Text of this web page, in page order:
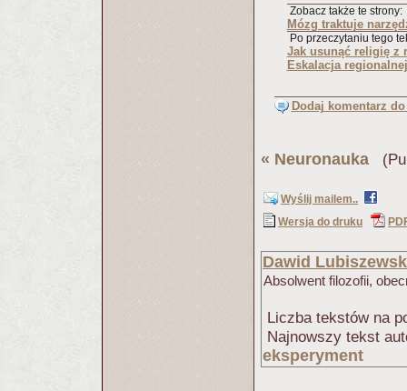
Zobacz także te strony:
Mózg traktuje
Po przeczytaniu tego
Jak usunąć religię z
Eskalacja
Dodaj komentarz
« Neuronauka
Wyślij mailem..
Wersja do druku
Dawid
Absolwent filozofii,
Liczba tekstów na
Najnowszy tekst
eksperyment